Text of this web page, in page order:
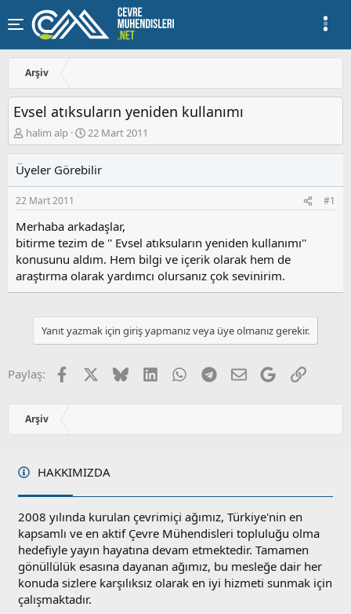
Arşiv
Evsel atıksuların yeniden kullanımı
K
o
u
y
u
a
ş
l
a
halim alp
B
a
l
a
ı
ç
t
a
h
i
22 Mart 2011
Üyeler Görebilir
22 Mart 2011 #1
Merhaba arkadaşlar,
bitirme tezim de '' Evsel atıksuların yeniden kullanımı''
konusunu aldım. Hem bilgi ve içerik olarak hem de
araştırma olarak yardımcı olursanız çok sevinirim.
Yanıt yazmak için giriş yapmanız veya üye olmanız gerekir.
Paylaş: Facebook BlueskyLinkedInWhatsApp
Telegram
E-postaGoogleLink
Arşiv
HAKKIMIZDA
2008 yılında kurulan çevrimiçi ağımız, Türkiye'nin en
kapsamlı ve en aktif Çevre Mühendisleri topluluğu olma
hedefiyle yayın hayatına devam etmektedir. Tamamen
gönüllülük esasına dayanan ağımız, bu mesleğe dair her
konuda sizlere karşılıksız olarak en iyi hizmeti sunmak için
çalışmaktadır.